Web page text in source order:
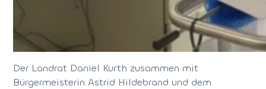
Der Landrat Daniel Kurth zusammen mit
Bürgermeisterin Astrid Hildebrand und dem